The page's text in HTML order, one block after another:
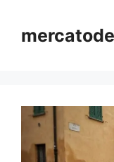
contenuto